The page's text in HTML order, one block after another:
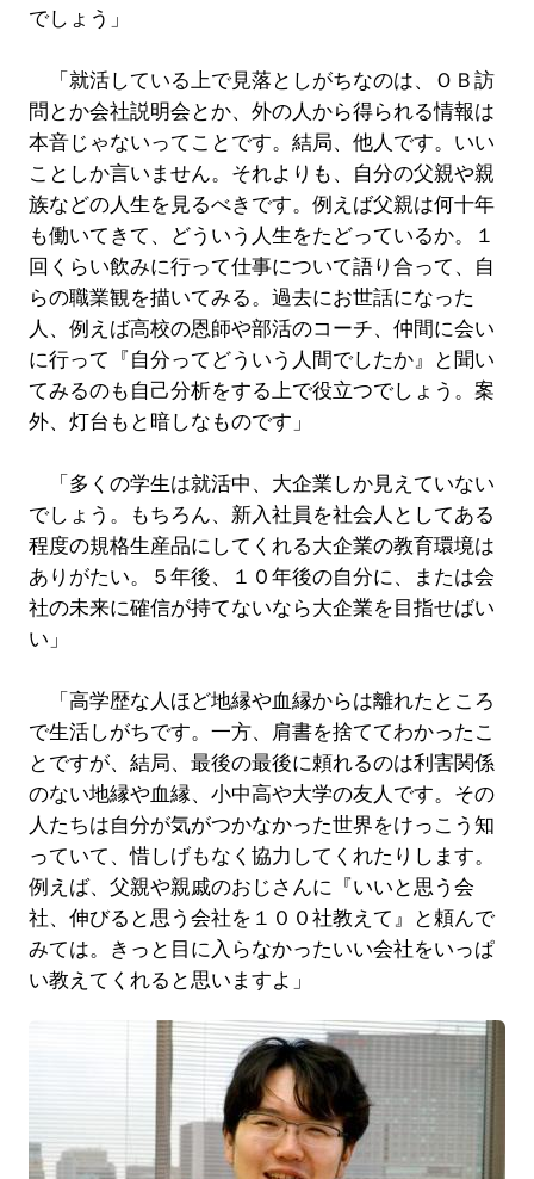
でしょう」
「就活している上で見落としがちなのは、ＯＢ訪
問とか会社説明会とか、外の人から得られる情報は
本音じゃないってことです。結局、他人です。いい
ことしか言いません。それよりも、自分の父親や親
族などの人生を見るべきです。例えば父親は何十年
も働いてきて、どういう人生をたどっているか。１
回くらい飲みに行って仕事について語り合って、自
らの職業観を描いてみる。過去にお世話になった
人、例えば高校の恩師や部活のコーチ、仲間に会い
に行って『自分ってどういう人間でしたか』と聞い
てみるのも自己分析をする上で役立つでしょう。案
外、灯台もと暗しなものです」
「多くの学生は就活中、大企業しか見えていない
でしょう。もちろん、新入社員を社会人としてある
程度の規格生産品にしてくれる大企業の教育環境は
ありがたい。５年後、１０年後の自分に、または会
社の未来に確信が持てないなら大企業を目指せばい
い」
「高学歴な人ほど地縁や血縁からは離れたところ
で生活しがちです。一方、肩書を捨ててわかったこ
とですが、結局、最後の最後に頼れるのは利害関係
のない地縁や血縁、小中高や大学の友人です。その
人たちは自分が気がつかなかった世界をけっこう知
っていて、惜しげもなく協力してくれたりします。
例えば、父親や親戚のおじさんに『いいと思う会
社、伸びると思う会社を１００社教えて』と頼んで
みては。きっと目に入らなかったいい会社をいっぱ
い教えてくれると思いますよ」